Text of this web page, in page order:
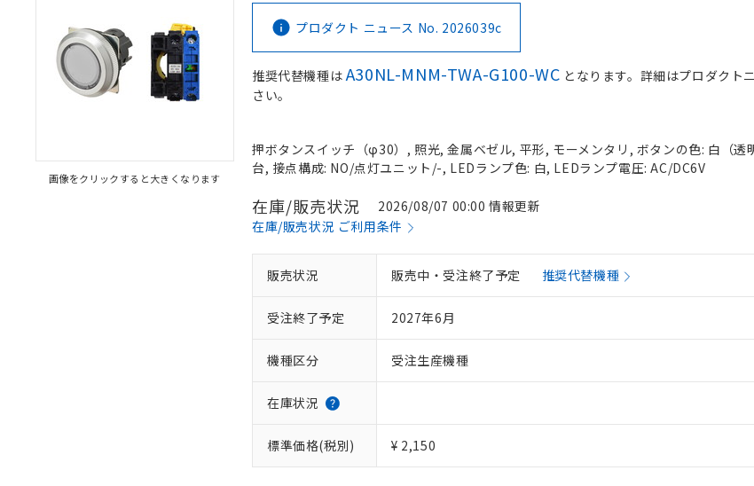
画像をクリックすると大きくなります
プロダクト ニュース No. 2026039c
推奨代替機種はA30NL-MNM-TWA-G100-WC となります。詳細はプロダクト
さい。
押ボタンスイッチ（φ30）, 照光, 金属ベゼル, 平形, モーメンタリ, ボタンの色: 白（透
台, 接点構成: NO/点灯ユニット/-, LEDランプ色: 白, LEDランプ電圧: AC/DC6V
在庫/販売状況
2026/08/07 00:00 情報更新
在庫/販売状況 ご利用条件
販売状況 販売中・受注終了予定 推奨代替機種
受注終了予定 2027年6月
機種区分 受注生産機種
在庫状況
標準価格(税別) ¥ 2,150